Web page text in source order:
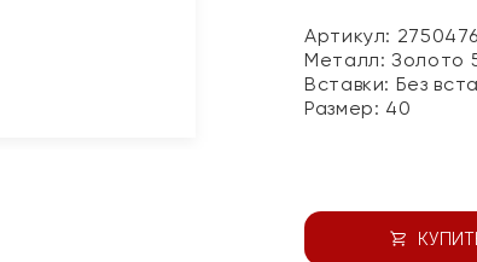
Артикул: 2750476
Металл:Золото
Вставки: Без
Размер: 40